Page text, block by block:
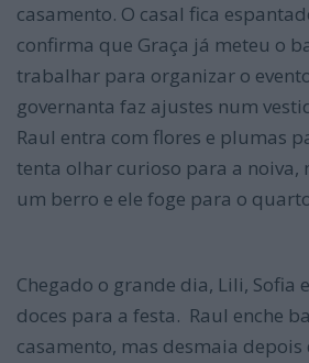
casamento. O casal fica
confirma que Graça já meteu o
trabalhar para organizar o
governanta faz ajustes num
Raul entra com flores e plumas
tenta olhar curioso para a noiva,
um berro e ele foge para o
Chegado o grande dia, Lili, Sofia
doces para a festa. Raul enche
casamento, mas desmaia depois